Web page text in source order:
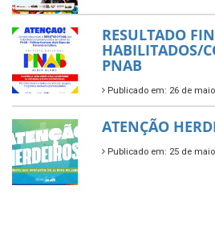
RESULTADO
HABILITADOS/
PNAB
Publicado em: 26 de
ATENÇÃO
Publicado em: 25 de